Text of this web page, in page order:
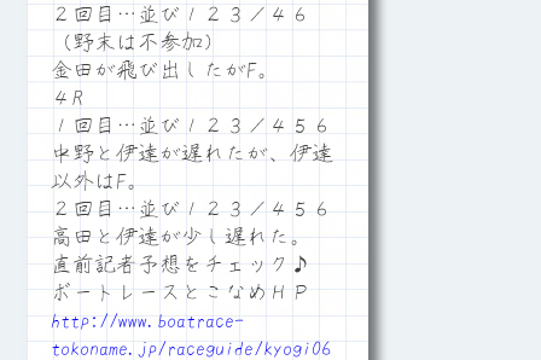
２回目…並び１２３／４６
（野末は不参加）
金田が飛び出したがF。
４R
１回目…並び１２３／４５６
中野と伊達が遅れたが、伊達
以外はF。
２回目…並び１２３／４５６
高田と伊達が少し遅れた。
直前記者予想をチェック♪
ボートレースとこなめＨＰ
http://www.boatrace-
tokoname.jp/raceguide/kyogi06